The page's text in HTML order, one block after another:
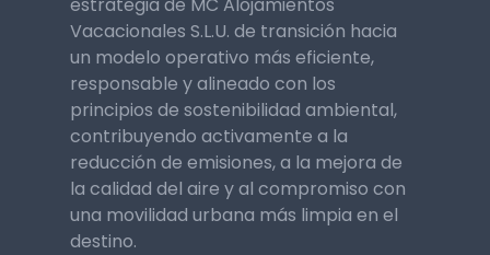
Vacacionales S.L.U. de transición hacia
un modelo operativo más eficiente,
responsable y alineado con los
principios de sostenibilidad ambiental,
contribuyendo activamente a la
reducción de emisiones, a la mejora de
la calidad del aire y al compromiso con
una movilidad urbana más limpia en el
destino.